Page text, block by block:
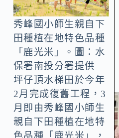
秀峰國小師生親自下
田種植在地特色品種
「鹿光米」。圖：水
保署南投分署提供
坪仔頂水梯田於今年
2月完成復舊工程，3
月即由秀峰國小師生
親自下田種植在地特
色品種「鹿光米」，